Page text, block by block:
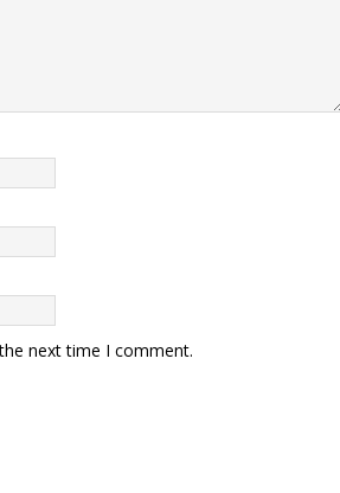
next time I comment.